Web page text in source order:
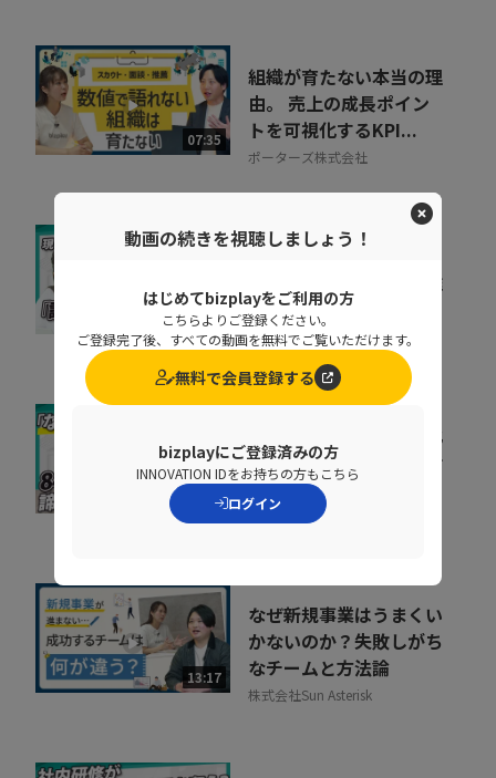
07:35
組織が育たない本当の理
由。 売上の成長ポイン
トを可視化するKPI...
ポーターズ株式会社
07:22
紙、Excel、メール…バ
ラバラな書類回収の「誰
待ち」「どこにある...
株式会社エーピーシーズ
11:37
会社の電話をクラウド化
するメリットとは？電話
業務を効率化する方法
トビラシステムズ株式会社
13:17
なぜ新規事業はうまくい
かないのか？失敗しがち
なチームと方法論
株式会社Sun Asterisk
動画の続きを視聴しましょう！
はじめてbizplayをご利用の方
こちらよりご登録ください。
ご登録完了後、すべての動画を無料でご覧いただけます。
無料で会員登録する
bizplayにご登録済みの方
INNOVATION IDをお持ちの方もこちら
ログイン